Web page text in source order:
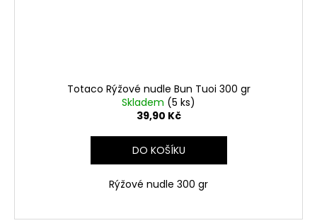
Totaco Rýžové nudle Bun Tuoi 300 gr
Skladem (5 ks)
39,90 Kč
DO KOŠÍKU
Rýžové nudle 300 gr